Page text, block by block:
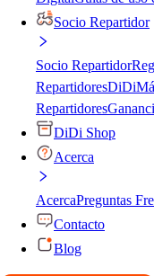
Socio Repartidor
Socio Repartidor
Repartidores
Repartidores
DiDi Shop
Acerca
AcercaPreguntas
Contacto
Blog